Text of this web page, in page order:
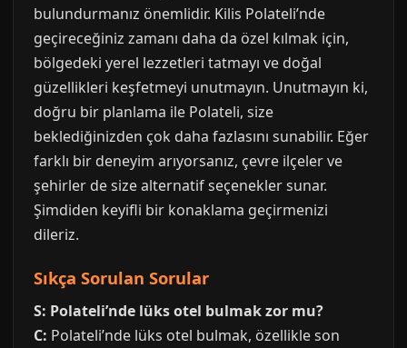
bulundurmanız önemlidir. Kilis Polateli’nde
geçireceğiniz zamanı daha da özel kılmak için,
bölgedeki yerel lezzetleri tatmayı ve doğal
güzellikleri keşfetmeyi unutmayın. Unutmayın ki,
doğru bir planlama ile Polateli, size
beklediğinizden çok daha fazlasını sunabilir. Eğer
farklı bir deneyim arıyorsanız, çevre ilçeler ve
şehirler de size alternatif seçenekler sunar.
Şimdiden keyifli bir konaklama geçirmenizi
dileriz.
Sıkça Sorulan Sorular
S: Polateli’nde lüks otel bulmak zor mu?
C: Polateli’nde lüks otel bulmak, özellikle son